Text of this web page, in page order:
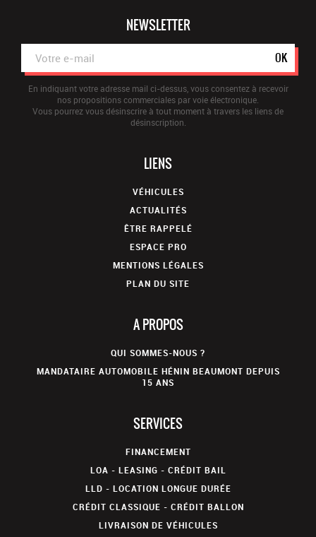
NEWSLETTER
OK
En indiquant votre adresse mail ci-dessus, vous consentez à recevoir
nos propositions commerciales par voie électronique.
Vous pourrez vous désinscrire à tout moment à travers les liens de
désinscription.
LIENS
VÉHICULES
ACTUALITÉS
ÊTRE RAPPELÉ
ESPACE PRO
MENTIONS LÉGALES
PLAN DU SITE
A PROPOS
QUI SOMMES-NOUS ?
MANDATAIRE AUTOMOBILE HÉNIN BEAUMONT DEPUIS
15 ANS
SERVICES
FINANCEMENT
LOA - LEASING - CRÉDIT BAIL
LLD - LOCATION LONGUE DURÉE
CRÉDIT CLASSIQUE - CRÉDIT BALLON
LIVRAISON DE VÉHICULES